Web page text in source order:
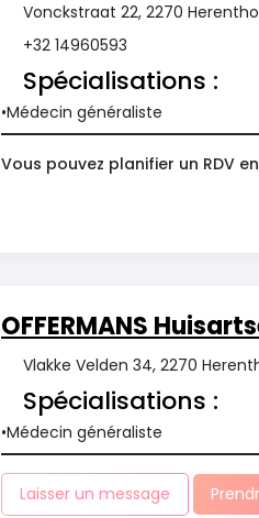
Vonckstraat 22, 2270
+32 14960593
Spécialisations :
Médecin généraliste
Vous pouvez planifier un RDV
OFFERMANS
Vlakke Velden 34, 2270
Spécialisations :
Médecin généraliste
Laisser un message